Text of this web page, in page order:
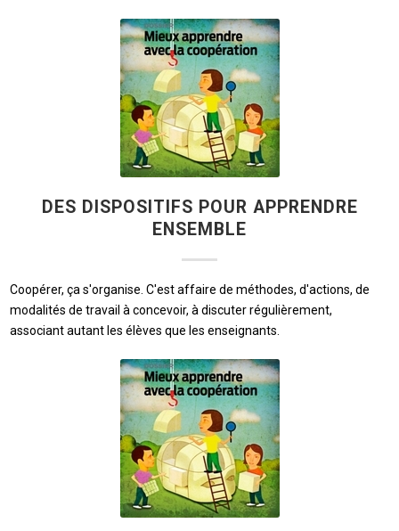
DES DISPOSITIFS POUR APPRENDRE
ENSEMBLE
Coopérer, ça s'organise. C'est affaire de méthodes, d'actions, de
modalités de travail à concevoir, à discuter régulièrement,
associant autant les élèves que les enseignants.